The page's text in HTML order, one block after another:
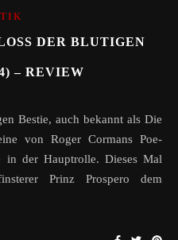
DER BLUTIGEN
– REVIEW
von Roger Cormans Poe-
in der Hauptrolle. Dieses Mal
Prinz Prospero dem